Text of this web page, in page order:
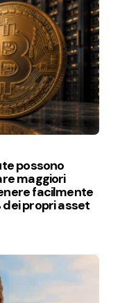
possono
maggiori
facilmente
propri asset